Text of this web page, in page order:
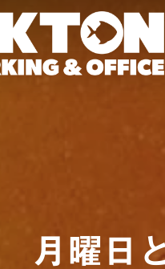
月曜日